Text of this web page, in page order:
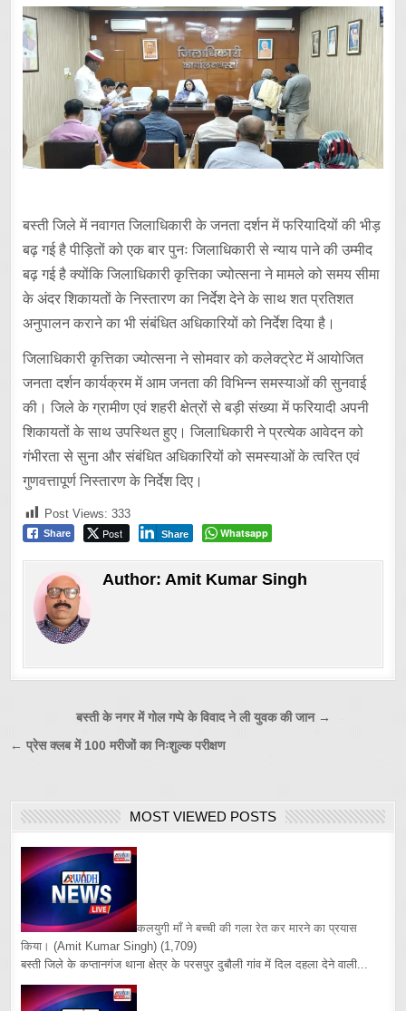
बस्ती जिले में नवागत जिलाधिकारी के जनता दर्शन में फरियादियों की भीड़
बढ़ गई है पीड़ितों को एक बार पुनः जिलाधिकारी से न्याय पाने की उम्मीद
बढ़ गई है क्योंकि जिलाधिकारी कृत्तिका ज्योत्सना ने मामले को समय सीमा
के अंदर शिकायतों के निस्तारण का निर्देश देने के साथ शत प्रतिशत
अनुपालन कराने का भी संबंधित अधिकारियों को निर्देश दिया है।
जिलाधिकारी कृत्तिका ज्योत्सना ने सोमवार को कलेक्ट्रेट में आयोजित
जनता दर्शन कार्यक्रम में आम जनता की विभिन्न समस्याओं की सुनवाई
की। जिले के ग्रामीण एवं शहरी क्षेत्रों से बड़ी संख्या में फरियादी अपनी
शिकायतों के साथ उपस्थित हुए। जिलाधिकारी ने प्रत्येक आवेदन को
गंभीरता से सुना और संबंधित अधिकारियों को समस्याओं के त्वरित एवं
गुणवत्तापूर्ण निस्तारण के निर्देश दिए।
Post Views: 333
Share Post Share Whatsapp
Author: Amit Kumar Singh
navigation
बस्ती के नगर में गोल गप्पे के विवाद ने ली युवक की जान →
← प्रेस क्लब में 100 मरीजों का निःशुल्क परीक्षण
MOST VIEWED POSTS
कलयुगी माँ ने बच्ची की गला रेत कर मारने का प्रयास
किया। (Amit Kumar Singh) (1,709)
बस्ती जिले के कप्तानगंज थाना क्षेत्र के परसपुर दुबौली गांव में दिल दहला देने वाली...